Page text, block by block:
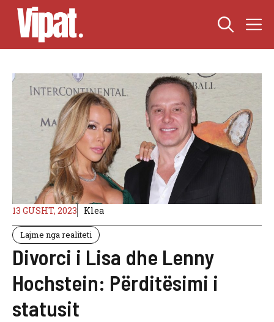
Skip
content
13 GUSHT, 2023 Klea
Lajme nga realiteti
Divorci i Lisa dhe Lenny
Hochstein: Përditësimi i
statusit